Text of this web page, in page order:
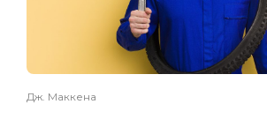
Дж. Маккена